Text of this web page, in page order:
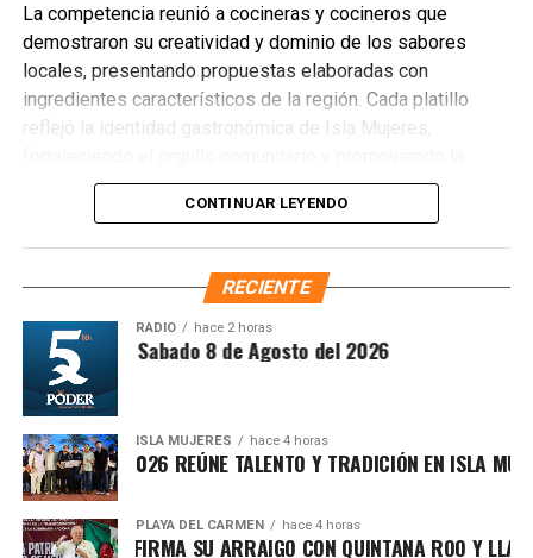
La competencia reunió a cocineras y cocineros que
demostraron su creatividad y dominio de los sabores
locales, presentando propuestas elaboradas con
ingredientes característicos de la región. Cada platillo
reflejó la identidad gastronómica de Isla Mujeres,
preservación de las tradiciones culinarias que han dado
prestigio al destino.CONTINUAR LEYENDO
RECIENTE
RADIO hace 2 horas
Matutina Sabado 8 de Agosto del 2026
ISLA MUJERES hace 4 horas
ISLEÑO 2026 REÚNE TALENTO Y TRADICIÓN EN ISLA
PLAYA DEL CARMEN hace 4 horas
MARÍN REAFIRMA SU ARRAIGO CON QUINTANA ROO Y LLAMA